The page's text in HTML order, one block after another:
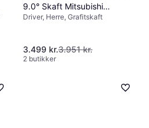
9.0° Skaft Mitsubishi
Chemical Tensei 1K Black 65
Driver, Herre, Grafitskaft
3.499 kr.3.951 kr.
2 butikker